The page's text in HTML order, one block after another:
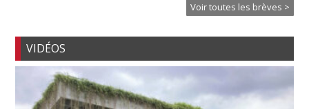
Voir toutes les brèves >
VIDÉOS